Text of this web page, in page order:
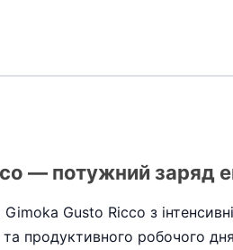
— потужний заряд
Gimoka Gusto Ricco з
продуктивного робочого